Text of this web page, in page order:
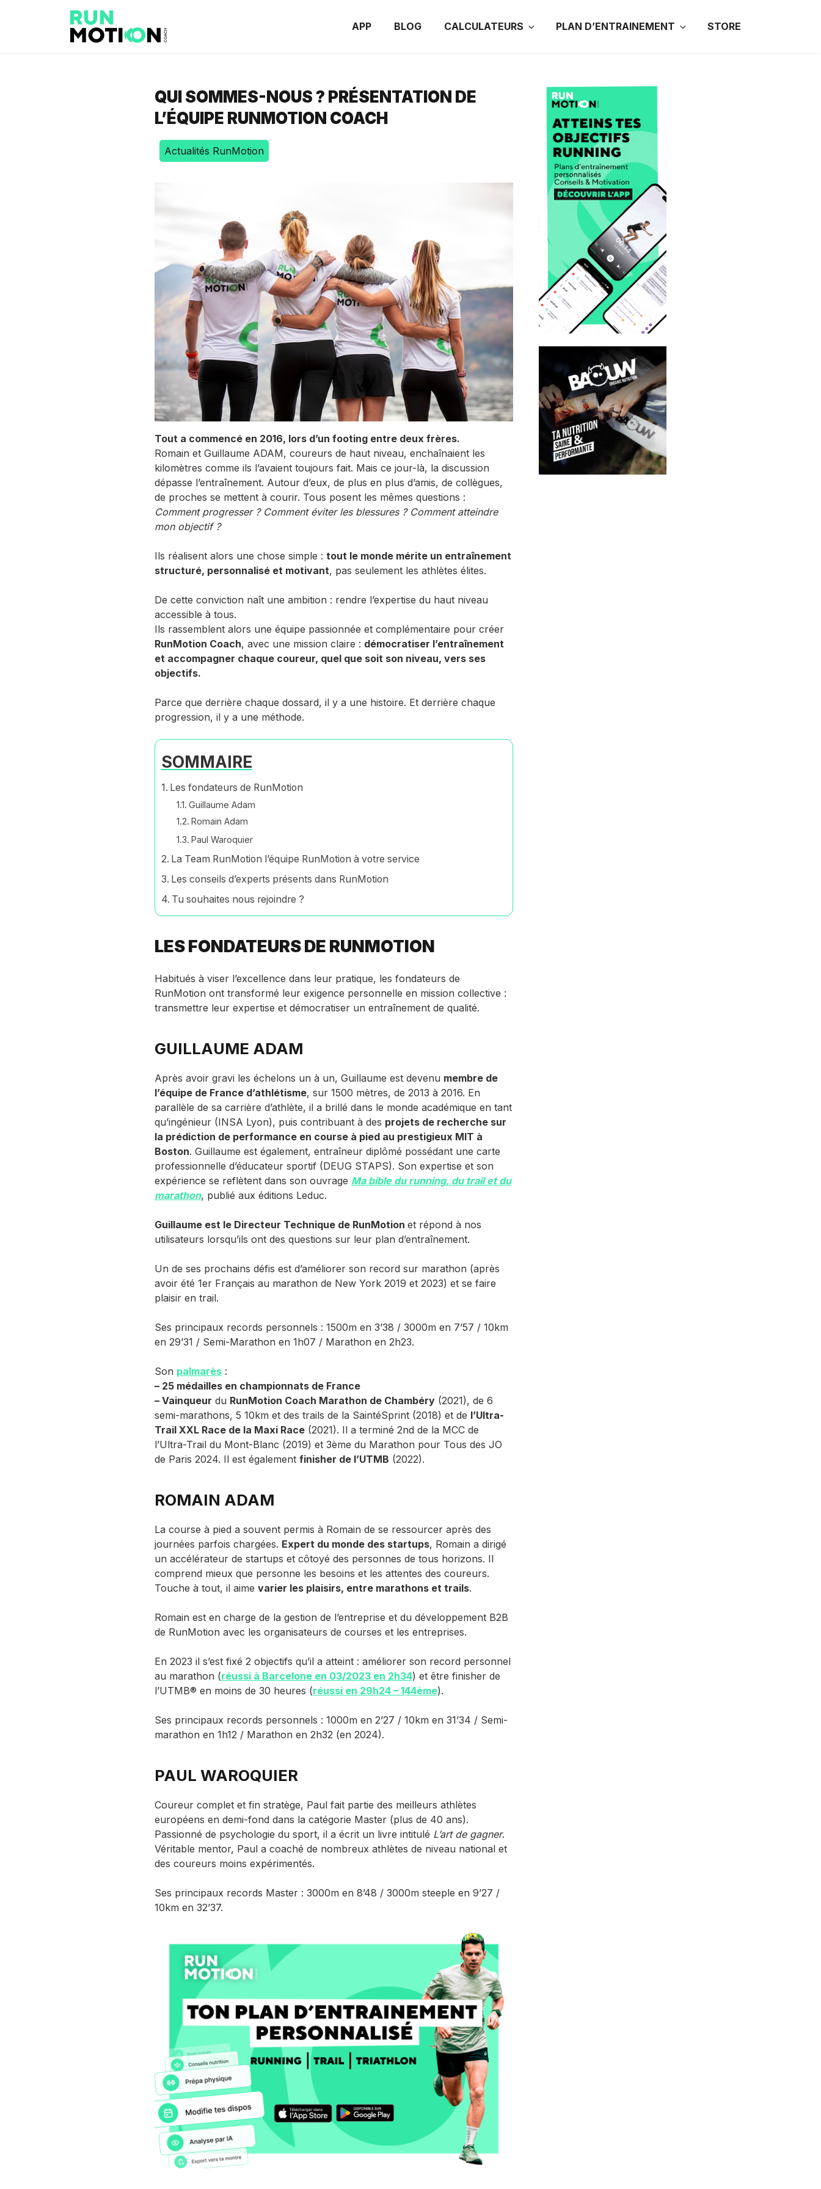
APP BLOG CALCULATEURS PLAN D’ENTRAINEMENT STORE
QUI SOMMES-NOUS ? PRÉSENTATION DE
L’ÉQUIPE RUNMOTION COACH
Actualités RunMotion
Tout a commencé en 2016, lors d’un footing entre deux frères.
Romain et Guillaume ADAM, coureurs de haut niveau, enchaînaient les
kilomètres comme ils l’avaient toujours fait. Mais ce jour-là, la discussion
dépasse l’entraînement. Autour d’eux, de plus en plus d’amis, de collègues,
de proches se mettent à courir. Tous posent les mêmes questions :
Comment progresser ? Comment éviter les blessures ? Comment atteindre
mon objectif ?
Ils réalisent alors une chose simple : tout le monde mérite un entraînement
structuré, personnalisé et motivant, pas seulement les athlètes élites.
De cette conviction naît une ambition : rendre l’expertise du haut niveau
accessible à tous.
Ils rassemblent alors une équipe passionnée et complémentaire pour créer
RunMotion Coach, avec une mission claire : démocratiser l’entraînement
et accompagner chaque coureur, quel que soit son niveau, vers ses
objectifs.
Parce que derrière chaque dossard, il y a une histoire. Et derrière chaque
progression, il y a une méthode.
SOMMAIRE
Les fondateurs de RunMotion
Guillaume Adam
Romain Adam
Paul Waroquier
La Team RunMotion l’équipe RunMotion à votre service
Les conseils d’experts présents dans RunMotion
Tu souhaites nous rejoindre ?
LES FONDATEURS DE RUNMOTION
Habitués à viser l’excellence dans leur pratique, les fondateurs de
RunMotion ont transformé leur exigence personnelle en mission collective :
transmettre leur expertise et démocratiser un entraînement de qualité.
GUILLAUME ADAM
Après avoir gravi les échelons un à un, Guillaume est devenu membre de
l’équipe de France d’athlétisme, sur 1500 mètres, de 2013 à 2016. En
parallèle de sa carrière d’athlète, il a brillé dans le monde académique en tant
qu’ingénieur (INSA Lyon), puis contribuant à des projets de recherche sur
la prédiction de performance en course à pied au prestigieux MIT à
Boston. Guillaume est également, entraîneur diplômé possédant une carte
professionnelle d’éducateur sportif (DEUG STAPS). Son expertise et son
expérience se reflètent dans son ouvrage Ma bible du running, du trail et du
marathon, publié aux éditions Leduc.
Guillaume est le Directeur Technique de RunMotion et répond à nos
utilisateurs lorsqu’ils ont des questions sur leur plan d’entraînement.
Un de ses prochains défis est d’améliorer son record sur marathon (après
avoir été 1er Français au marathon de New York 2019 et 2023) et se faire
plaisir en trail.
Ses principaux records personnels : 1500m en 3’38 / 3000m en 7’57 / 10km
en 29’31 / Semi-Marathon en 1h07 / Marathon en 2h23.
Son palmarès:
– 25 médailles en championnats de France
– Vainqueur du RunMotion Coach Marathon de Chambéry(2021), de 6
semi-marathons, 5 10km et des trails de la SaintéSprint (2018) et de l’Ultra-
Trail XXL Race de la Maxi Race(2021). Il a terminé 2nd de la MCC de
l’Ultra-Trail du Mont-Blanc (2019) et 3ème du Marathon pour Tous des JO
de Paris 2024. Il est également finisher de l’UTMB (2022).
ROMAIN ADAM
La course à pied a souvent permis à Romain de se ressourcer après des
journées parfois chargées. Expert du monde des startups, Romain a dirigé
un accélérateur de startups et côtoyé des personnes de tous horizons. Il
comprend mieux que personne les besoins et les attentes des coureurs.
Touche à tout, il aime varier les plaisirs, entre marathons et trails.
Romain est en charge de la gestion de l’entreprise et du développement B2B
de RunMotion avec les organisateurs de courses et les entreprises.
En 2023 il s’est fixé 2 objectifs qu’il a atteint : améliorer son record personnel
au marathon (réussi à Barcelone en 03/2023 en 2h34) et être finisher de
l’UTMB® en moins de 30 heures (réussi en 29h24 – 144ème).
Ses principaux records personnels : 1000m en 2’27 / 10km en 31’34 / Semi-
marathon en 1h12 / Marathon en 2h32 (en 2024).
PAUL WAROQUIER
Coureur complet et fin stratège, Paul fait partie des meilleurs athlètes
européens en demi-fond dans la catégorie Master (plus de 40 ans).
Passionné de psychologie du sport, il a écrit un livre intitulé L’art de gagner.
Véritable mentor, Paul a coaché de nombreux athlètes de niveau national et
des coureurs moins expérimentés.
Ses principaux records Master : 3000m en 8’48 / 3000m steeple en 9’27 /
10km en 32’37.